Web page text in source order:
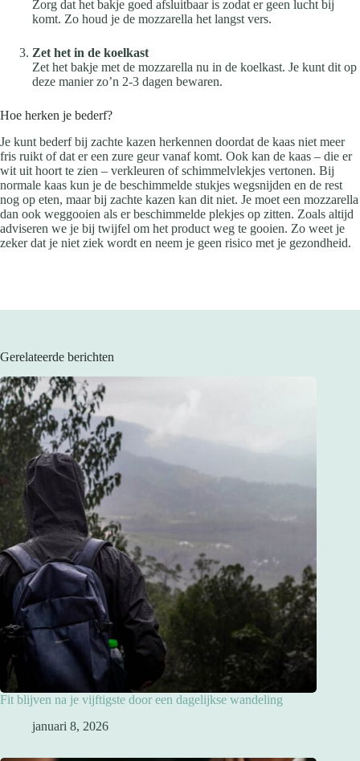
Zorg dat het bakje goed afsluitbaar is zodat er geen lucht bij
komt. Zo houd je de mozzarella het langst vers.
Zet het in de koelkast
Zet het bakje met de mozzarella nu in de koelkast. Je kunt dit op
deze manier zo’n 2-3 dagen bewaren.
Hoe herken je bederf?
Je kunt bederf bij zachte kazen herkennen doordat de kaas niet meer
fris ruikt of dat er een zure geur vanaf komt. Ook kan de kaas – die er
wit uit hoort te zien – verkleuren of schimmelvlekjes vertonen. Bij
normale kaas kun je de beschimmelde stukjes wegsnijden en de rest
nog op eten, maar bij zachte kazen kan dit niet. Je moet een mozzarella
dan ook weggooien als er beschimmelde plekjes op zitten. Zoals altijd
adviseren we je bij twijfel om het product weg te gooien. Zo weet je
zeker dat je niet ziek wordt en neem je geen risico met je gezondheid.
Gerelateerde berichten
Fit blijven na je vijftigste door een dagelijkse wandeling
januari 8, 2026